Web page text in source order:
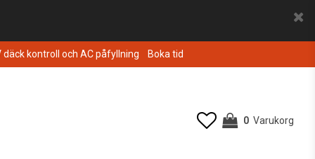
däck kontroll och AC påfyllning Boka tid
0 Varukorg